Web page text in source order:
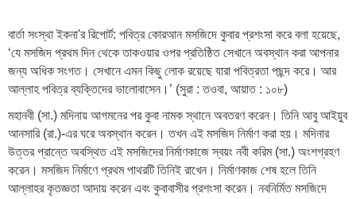
বার্তা সংস্থা ইকনা'র রিপোর্ট: পবিত্র কোরআন মসজিদে কুবার প্রশংসা করে বলা হয়েছে,
‘যে মসজিদ প্রথম দিন থেকে তাকওয়ার ওপর প্রতিষ্ঠিত সেখানে অবস্থান করা আপনার
জন্য অধিক সংগত। সেখানে এমন কিছু লোক রয়েছে যারা পবিত্রতা পছন্দ করে। আর
আল্লাহ পবিত্র ব্যক্তিদের ভালোবাসেন।’ (সুরা : তওবা, আয়াত : ১০৮)
মহানবী (সা.) মদিনায় আগমনের পর কুবা নামক স্থানে অবতরণ করেন। তিনি আবু আইয়ুব
আনসারি (রা.)-এর ঘরে অবস্থান করেন। তখন এই মসজিদ নির্মাণ করা হয়। মদিনার
উত্তর প্রান্তে অবস্থিত এই মসজিদের নির্মাণকাজে স্বয়ং নবী করিম (সা.) অংশগ্রহণ
করেন। মসজিদ নির্মাণে প্রথম পাথরটি তিনিই রাখেন। নির্মাণকাজ শেষ হলে তিনি
আল্লাহর কৃতজ্ঞতা আদায় করেন এবং কুবাবাসীর প্রশংসা করেন। নবনির্মিত মসজিদে